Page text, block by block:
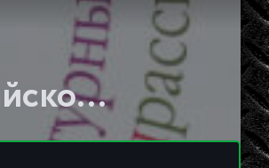
Слушать книгу - "Антология английского юмора (Сборник)"